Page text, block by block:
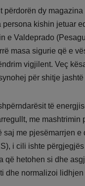
përdorën dy
kishin jetuar
e Valdeprado
masa sigurie që e
vigjilent. Veç
për shitje
të
me
me pjesëmarrjen
i cili ishte
që hetohen si dhe
dhe normalizoi lidhjen